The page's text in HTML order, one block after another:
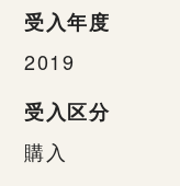
受入年度
2019
受入区分
購入